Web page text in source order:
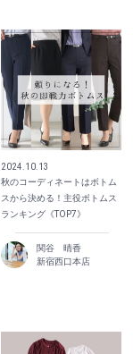
2024.10.13
秋のコーディネートはボトム
スから決める！主役ボトムス
ランキング《TOP7》
関谷 晴香
新宿西口本店